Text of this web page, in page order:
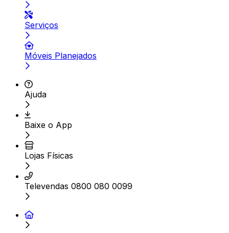
Serviços
Móveis Planejados
Ajuda
Baixe o App
Lojas Físicas
Televendas 0800 080 0099